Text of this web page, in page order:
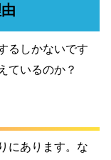
るしかないです
ているのか？
にあります。な